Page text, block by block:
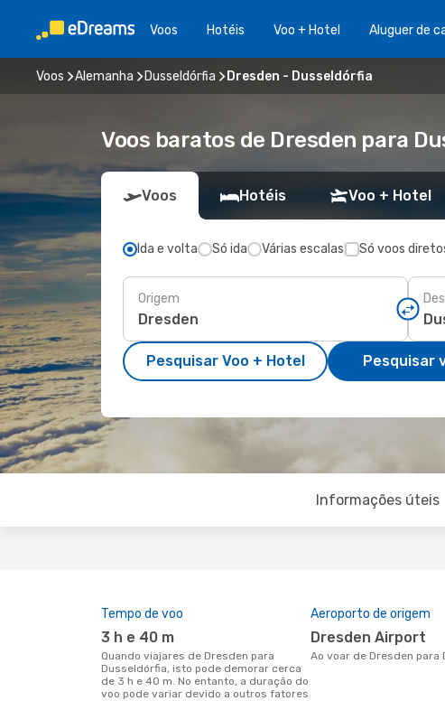
Voos Hotéis Voo + Hotel Aluguer de
Voos Alemanha Dusseldórfia Dresden - Dusseldórfia
Voos baratos de Dresden para
Voos Hotéis Voo + Hotel
Ida e volta Só ida Várias escalas Só voos
Origem
Pesquisar Voo + Hotel Pesquisar
Informações úteis
Tempo de voo
3 h e 40 m
Quando viajares de Dresden para
Dusseldórfia, isto pode demorar cerca
de 3 h e 40 m. No entanto, a duração do
voo pode variar devido a outros fatores
Aeroporto de origem
Dresden Airport
Ao voar de Dresden